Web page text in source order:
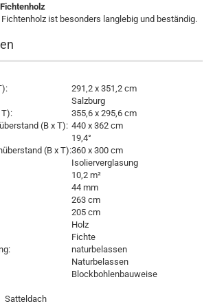
ist besonders langlebig und beständig.
291,2 x 351,2 cm
Salzburg
T):
355,6 x 295,6 cm
(B x T): 440 x 362 cm
19,4°
(B x T):360 x 300 cm
Isolierverglasung
10,2 m²
44 mm
263 cm
205 cm
Holz
Fichte
naturbelassen
Naturbelassen
Blockbohlenbauweise
Satteldach